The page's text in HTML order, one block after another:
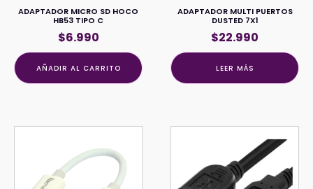
ADAPTADOR MICRO SD HOCO
HB53 TIPO C
$6.990
AÑADIR AL CARRITO
ADAPTADOR MULTI PUERTOS
DUSTED 7X1
$22.990
LEER MÁS